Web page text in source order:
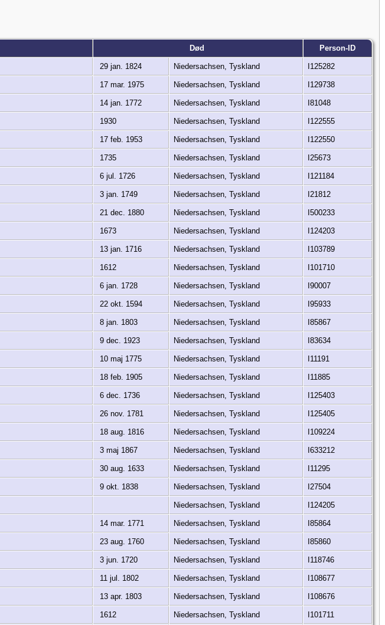
Død Person-ID
29 jan. 1824 Niedersachsen, Tyskland I125282
17 mar. 1975 Niedersachsen, Tyskland I129738
14 jan. 1772 Niedersachsen, Tyskland I81048
1930 Niedersachsen, Tyskland I122555
17 feb. 1953 Niedersachsen, Tyskland I122550
1735 Niedersachsen, Tyskland I25673
6 jul. 1726 Niedersachsen, Tyskland I121184
3 jan. 1749 Niedersachsen, Tyskland I21812
21 dec. 1880 Niedersachsen, Tyskland I500233
1673 Niedersachsen, Tyskland I124203
13 jan. 1716 Niedersachsen, Tyskland I103789
1612 Niedersachsen, Tyskland I101710
6 jan. 1728 Niedersachsen, Tyskland I90007
22 okt. 1594 Niedersachsen, Tyskland I95933
8 jan. 1803 Niedersachsen, Tyskland I85867
9 dec. 1923 Niedersachsen, Tyskland I83634
10 maj 1775 Niedersachsen, Tyskland I11191
18 feb. 1905 Niedersachsen, Tyskland I11885
6 dec. 1736 Niedersachsen, Tyskland I125403
26 nov. 1781 Niedersachsen, Tyskland I125405
18 aug. 1816 Niedersachsen, Tyskland I109224
3 maj 1867 Niedersachsen, Tyskland I633212
30 aug. 1633 Niedersachsen, Tyskland I11295
9 okt. 1838 Niedersachsen, Tyskland I27504
Niedersachsen, Tyskland I124205
14 mar. 1771 Niedersachsen, Tyskland I85864
23 aug. 1760 Niedersachsen, Tyskland I85860
3 jun. 1720 Niedersachsen, Tyskland I118746
11 jul. 1802 Niedersachsen, Tyskland I108677
13 apr. 1803 Niedersachsen, Tyskland I108676
1612 Niedersachsen, Tyskland I101711